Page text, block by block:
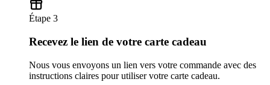
Étape 3
Recevez le lien de votre carte cadeau
Nous vous envoyons un lien vers votre commande avec des
instructions claires pour utiliser votre carte cadeau.